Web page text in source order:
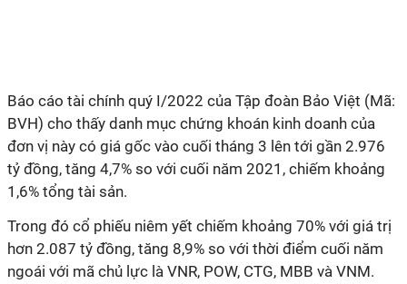
Báo cáo tài chính quý I/2022 của Tập đoàn Bảo Việt (Mã:
BVH) cho thấy danh mục chứng khoán kinh doanh của
đơn vị này có giá gốc vào cuối tháng 3 lên tới gần 2.976
tỷ đồng, tăng 4,7% so với cuối năm 2021, chiếm khoảng
1,6% tổng tài sản.
Trong đó cổ phiếu niêm yết chiếm khoảng 70% với giá trị
hơn 2.087 tỷ đồng, tăng 8,9% so với thời điểm cuối năm
ngoái với mã chủ lực là VNR, POW, CTG, MBB và VNM.